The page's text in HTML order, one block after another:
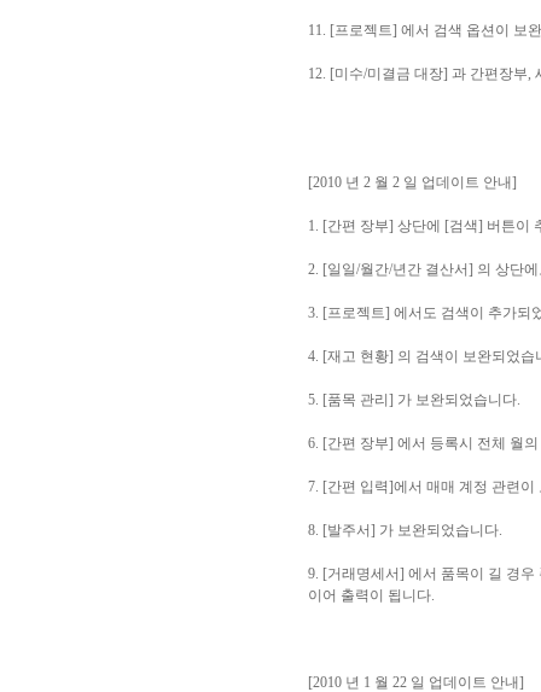
11. [프로젝트] 에서 검색 옵션이 보
12. [미수/미결금 대장] 과 간편장부,
[2010 년 2 월 2 일 업데이트 안내]
1. [간편 장부] 상단에 [검색] 버튼이
2. [일일/월간/년간 결산서] 의 상단
3. [프로젝트] 에서도 검색이 추가되
4. [재고 현황] 의 검색이 보완되었습
5. [품목 관리] 가 보완되었습니다.
6. [간편 장부] 에서 등록시 전체 월
7. [간편 입력]에서 매매 계정 관련이
8. [발주서] 가 보완되었습니다.
9. [거래명세서] 에서 품목이 길 경
이어 출력이 됩니다.
[2010 년 1 월 22 일 업데이트 안내]